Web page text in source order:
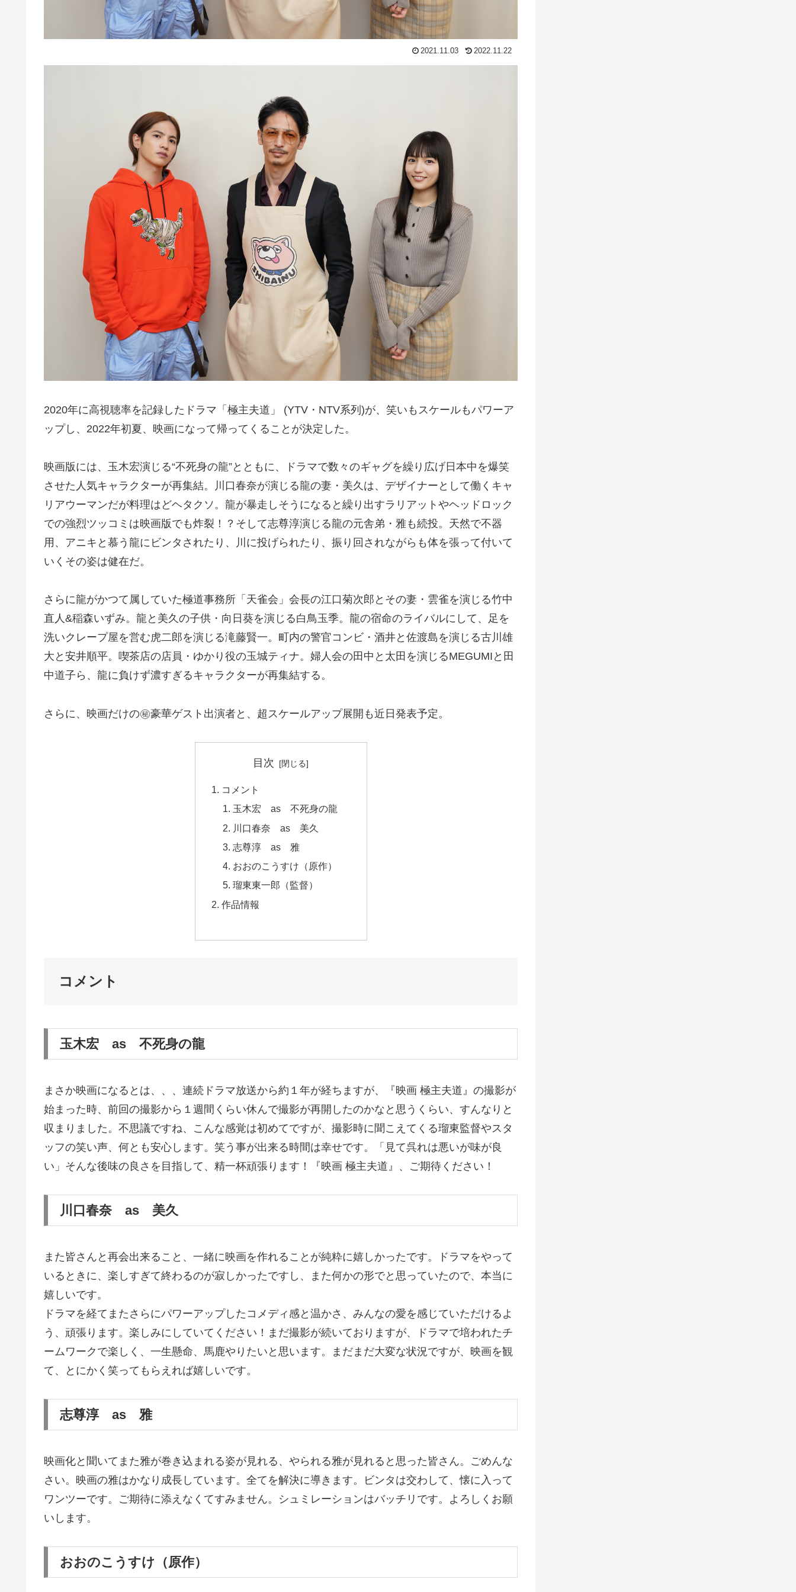
2021.11.03 2022.11.22
2020年に高視聴率を記録したドラマ「極主夫道」 (YTV・NTV系列)が、笑いもスケールもパワーア
ップし、2022年初夏、映画になって帰ってくることが決定した。
映画版には、玉木宏演じる“不死身の龍”とともに、ドラマで数々のギャグを繰り広げ日本中を爆笑
させた人気キャラクターが再集結。川口春奈が演じる龍の妻・美久は、デザイナーとして働くキャ
リアウーマンだが料理はどヘタクソ。龍が暴走しそうになると繰り出すラリアットやヘッドロック
での強烈ツッコミは映画版でも炸裂！？そして志尊淳演じる龍の元舎弟・雅も続投。天然で不器
用、アニキと慕う龍にビンタされたり、川に投げられたり、振り回されながらも体を張って付いて
いくその姿は健在だ。
さらに龍がかつて属していた極道事務所「天雀会」会長の江口菊次郎とその妻・雲雀を演じる竹中
直人&稲森いずみ。龍と美久の子供・向日葵を演じる白鳥玉季。龍の宿命のライバルにして、足を
洗いクレープ屋を営む虎二郎を演じる滝藤賢一。町内の警官コンビ・酒井と佐渡島を演じる古川雄
大と安井順平。喫茶店の店員・ゆかり役の玉城ティナ。婦人会の田中と太田を演じるMEGUMIと田
中道子ら、龍に負けず濃すぎるキャラクターが再集結する。
さらに、映画だけの㊙豪華ゲスト出演者と、超スケールアップ展開も近日発表予定。
目次
コメント
玉木宏 as 不死身の龍
川口春奈 as 美久
志尊淳 as 雅
おおのこうすけ（原作）
瑠東東一郎（監督）
作品情報
コメント
玉木宏 as 不死身の龍
まさか映画になるとは、、、連続ドラマ放送から約１年が経ちますが、『映画 極主夫道』の撮影が
始まった時、前回の撮影から１週間くらい休んで撮影が再開したのかなと思うくらい、すんなりと
収まりました。不思議ですね、こんな感覚は初めてですが、撮影時に聞こえてくる瑠東監督やスタ
ッフの笑い声、何とも安心します。笑う事が出来る時間は幸せです。「見て呉れは悪いが味が良
い」そんな後味の良さを目指して、精一杯頑張ります！『映画 極主夫道』、ご期待ください！
川口春奈 as 美久
また皆さんと再会出来ること、一緒に映画を作れることが純粋に嬉しかったです。ドラマをやって
いるときに、楽しすぎて終わるのが寂しかったですし、また何かの形でと思っていたので、本当に
嬉しいです。
ドラマを経てまたさらにパワーアップしたコメディ感と温かさ、みんなの愛を感じていただけるよ
う、頑張ります。楽しみにしていてください！まだ撮影が続いておりますが、ドラマで培われたチ
ームワークで楽しく、一生懸命、馬鹿やりたいと思います。まだまだ大変な状況ですが、映画を観
て、とにかく笑ってもらえれば嬉しいです。
志尊淳 as 雅
映画化と聞いてまた雅が巻き込まれる姿が見れる、やられる雅が見れると思った皆さん。ごめんな
さい。映画の雅はかなり成長しています。全てを解決に導きます。ビンタは交わして、懐に入って
ワンツーです。ご期待に添えなくてすみません。シュミレーションはバッチリです。よろしくお願
いします。
おおのこうすけ（原作）